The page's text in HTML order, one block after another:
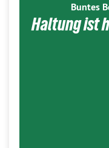
Buntes
Haltung ist